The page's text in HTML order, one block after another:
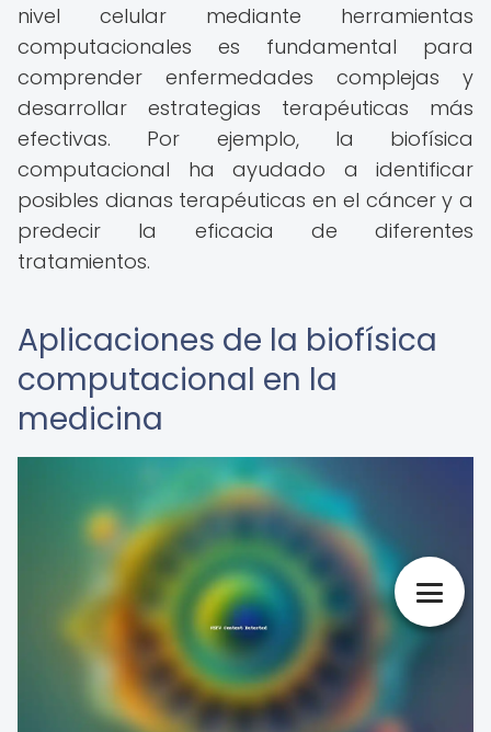
nivel celular mediante herramientas
computacionales es fundamental para
comprender enfermedades complejas y
desarrollar estrategias terapéuticas más
efectivas. Por ejemplo, la biofísica
computacional ha ayudado a identificar
posibles dianas terapéuticas en el cáncer y a
predecir la eficacia de diferentes
tratamientos.
Aplicaciones de la biofísica
computacional en la
medicina